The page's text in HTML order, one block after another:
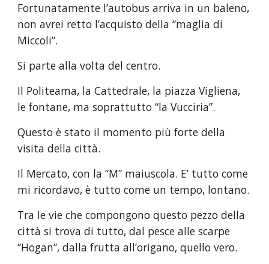
Fortunatamente l’autobus arriva in un baleno,
non avrei retto l’acquisto della “maglia di
Miccoli”.
Si parte alla volta del centro.
Il Politeama, la Cattedrale, la piazza Vigliena,
le fontane, ma soprattutto “la Vucciria”.
Questo è stato il momento più forte della
visita della città.
Il Mercato, con la “M” maiuscola. E’ tutto come
mi ricordavo, è tutto come un tempo, lontano.
Tra le vie che compongono questo pezzo della
città si trova di tutto, dal pesce alle scarpe
“Hogan”, dalla frutta all’origano, quello vero.